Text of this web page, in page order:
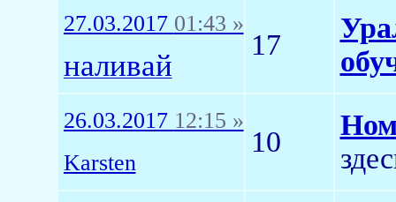
27.03.2017 01:43 »
наливай
17
26.03.2017 12:15 »
Karsten
10